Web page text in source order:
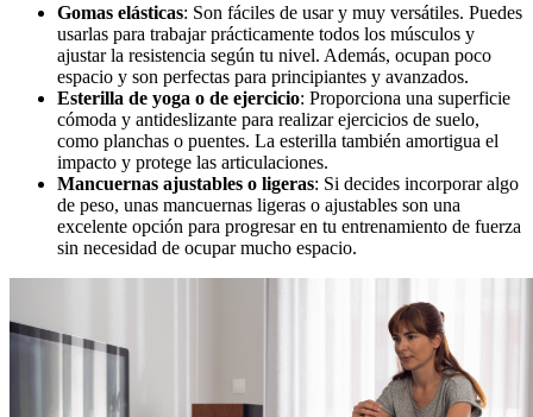
Gomas elásticas: Son fáciles de usar y muy versátiles. Puedes
usarlas para trabajar prácticamente todos los músculos y
ajustar la resistencia según tu nivel. Además, ocupan poco
espacio y son perfectas para principiantes y avanzados.
Esterilla de yoga o de ejercicio: Proporciona una superficie
cómoda y antideslizante para realizar ejercicios de suelo,
como planchas o puentes. La esterilla también amortigua el
impacto y protege las articulaciones.
Mancuernas ajustables o ligeras: Si decides incorporar algo
de peso, unas mancuernas ligeras o ajustables son una
excelente opción para progresar en tu entrenamiento de fuerza
sin necesidad de ocupar mucho espacio.